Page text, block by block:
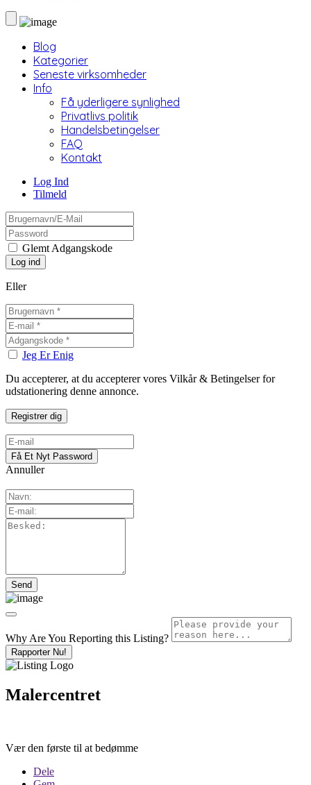
Blog
Kategorier
Seneste virksomheder
Info
Få yderligere synlighed
Privatlivs politik
Handelsbetingelser
FAQ
Kontakt
Log Ind
Tilmeld
Glemt Adgangskode
Eller
Jeg Er Enig
Du accepterer, at du accepterer vores Vilkår & Betingelser for
udstationering denne annonce.
Annuller
Why Are You Reporting this Listing?
Rapporter Nu!
Malercentret
Vær den første til at bedømme
Dele